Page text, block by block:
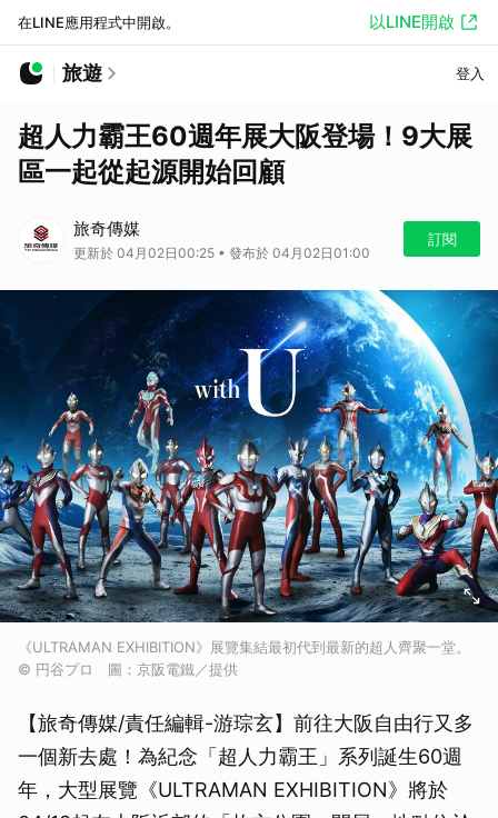
在LINE應用程式中開啟。 以LINE開啟
旅遊 登入
超人力霸王60週年展大阪登場！9大展
區一起從起源開始回顧
旅奇傳媒
更新於 04月02日00:25 • 發布於 04月02日01:00
訂閱
《ULTRAMAN EXHIBITION》展覽集結最初代到最新的超人齊聚一堂。
© 円谷プロ 圖：京阪電鐵／提供
【旅奇傳媒/責任編輯-游琮玄】前往大阪自由行又多
一個新去處！為紀念「超人力霸王」系列誕生60週
年，大型展覽《ULTRAMAN EXHIBITION》將於